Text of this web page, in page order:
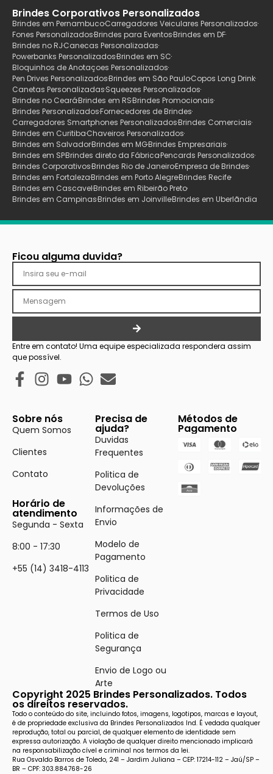
Brindes Corporativos Personalizados
Brindes em PernambucoCarregadores Veiculares Personalizados
Fones PersonalizadosBrindes para EventosBrindes em DF
Brindes no RJCanecas Personalizadas
Powerbanks PersonalizadosBrindes em SC
Bloquinhos de Anotaçoes Personalizados
Pen Drives PersonalizadosBrindes em São PauloCopos Long Drink
Canetas PersonalizadasSqueezes Personalizados
Brindes no CearáBrindes em RSBrindes Promocionais
Brindes PersonalizadosFornecedores de Brindes
Carregadores Smartphones PersonalizadosBrindes Comerciais
Brindes em CuritibaChaveiros Personalizados
Brindes em SalvadorBrindes em MGBrindes Empresariais
Brindes em SPBrindes direto da FábricaPencards Personalizados
Brindes CorporativosBrindes Rio de JaneiroEmpresa de Brindes
Brindes em FortalezaBrindes em Porto AlegreBrindes Recife
Brindes em CascavelBrindes em Ribeirão Preto
Brindes em CampinasBrindes em JoinvilleBrindes em Uberlãndia
Ficou alguma duvida?
Entre em contato! Uma equipe especializada respondera assim
que possível.
Sobre nós
Quem Somos
Clientes
Contato
Horário de
atendimento
Segunda - Sexta
8:00 - 17:30
+55 (14) 3418-4113
Precisa de
ajuda?
Duvidas
Frequentes
Politica de
Devoluções
Informações de
Envio
Modelo de
Pagamento
Politica de
Privacidade
Termos de Uso
Politica de
Segurança
Envio de Logo ou
Arte
Métodos de
Pagamento
Copyright 2025 Brindes Personalizados. Todos
os direitos reservados.
Todo o conteúdo do site, incluindo fotos, imagens, logotipos, marcas e layout,
é de propriedade exclusiva da Brindes Personalizados Ind. É vedada qualquer
reprodução, total ou parcial, de qualquer elemento de identidade sem
expressa autorização. A violação de qualquer direito mencionado implicará
na responsabilização cível e criminal nos termos da lei.
Rua Osvaldo Barros de Toledo, 241 – Jardim Juliana – CEP: 17214-112 – Jaú/SP –
BR – CPF: 303.884.768-26